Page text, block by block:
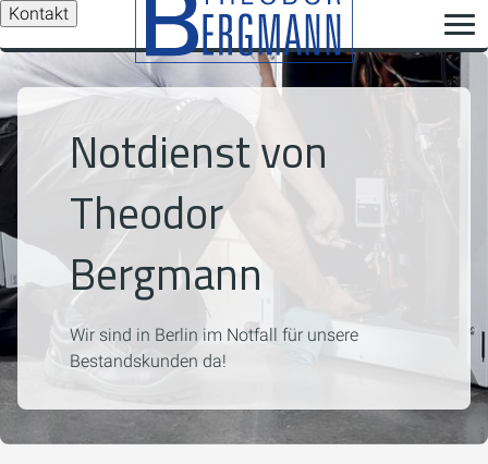
Kontakt
Notdienst von
Theodor
Bergmann
Wir sind in Berlin im Notfall für unsere
Bestandskunden da!